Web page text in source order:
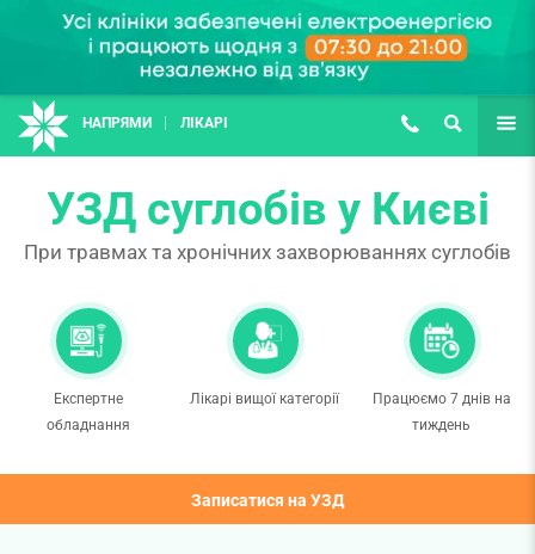
НАПРЯМИ ЛІКАРІ (067) 127-03-03
ПОШУК ЩЕ
УЗД суглобів у Києві
При травмах та хронічних захворюваннях суглобів
Експертне
обладнання
Лікарі вищої категорії
Працюємо 7 днів на
тиждень
Записатися на УЗД